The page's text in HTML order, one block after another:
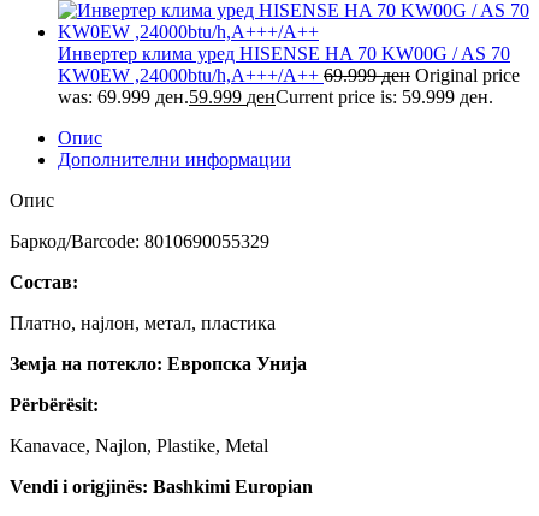
Инвертер клима уред HISENSE HA 70 KW00G / AS 70
KW0EW ,24000btu/h,A+++/A++ 69.999ден Original price
was: 69.999 ден.59.999 денCurrent price is: 59.999 ден.
Опис
Дополнителни информации
Опис
Баркод/Barcode: 8010690055329
Состав:
Платно, најлон, метал, пластика
Земја на потекло: Европска Унија
Përbërësit:
Kanavace, Najlon, Plastike, Metal
Vendi i origjinës: Bashkimi Europian